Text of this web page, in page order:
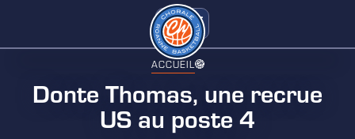
ACCUEIL
Donte Thomas, une recrue
US au poste 4